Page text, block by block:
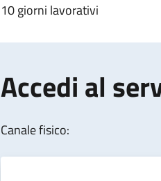
10 giorni lavorativi
Accedi al
Canale fisico: